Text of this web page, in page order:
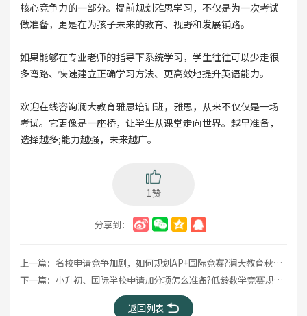
核心竞争力的一部分。提前规划雅思学习，不仅是为一次考试
做准备，更是在为孩子未来的教育、视野和发展铺路。
如果能够在专业老师的指导下系统学习，学生往往可以少走很
多弯路、快速建立正确学习方法、更高效地提升英语能力。
欢迎在线咨询澜大教育雅思培训班，雅思，从来不仅仅是一场
考试。它更像是一座桥，让学生从课堂走向世界。越早准备，
选择越多;能力越强，未来越广。
1赞
分享到：
上一篇： 名校申请竞争加剧，如何规划AP+国际竞赛?澜大教育秋季班抢位中!
下一篇： 小升初、国际学校申请加分项怎么准备?低龄数学竞赛规划指南
返回列表